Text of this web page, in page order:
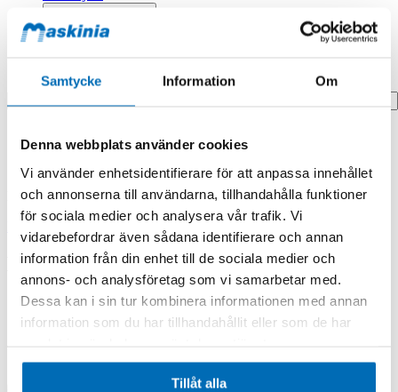
Samtycke Information Om
Denna webbplats använder cookies
Vi använder enhetsidentifierare för att anpassa innehållet
och annonserna till användarna, tillhandahålla funktioner
för sociala medier och analysera vår trafik. Vi
vidarebefordrar även sådana identifierare och annan
information från din enhet till de sociala medier och
annons- och analysföretag som vi samarbetar med.
Dessa kan i sin tur kombinera informationen med annan
information som du har tillhandahållit eller som de har
Tillåt alla
Profilprodukter
Search
Hem
Hinge
Produkten finns i följande kategorier:
Hinge